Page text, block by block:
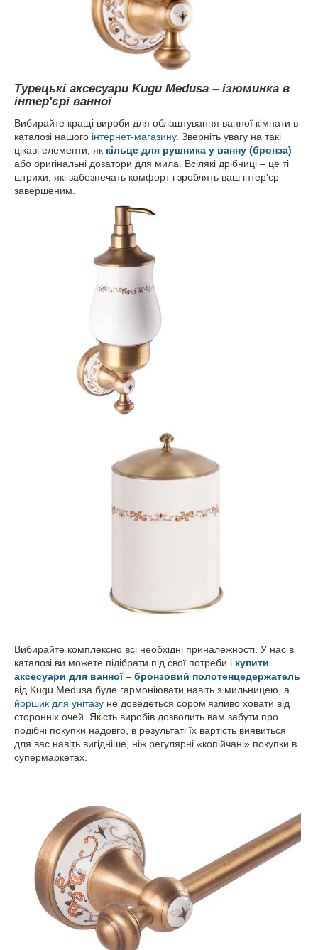
Турецькі аксесуари Kugu Medusa – ізюминка в
інтер'єрі ванної
Вибирайте кращі вироби для облаштування ванної кімнати в
каталозі нашого інтернет-магазину. Зверніть увагу на такі
цікаві елементи, як кільце для рушника у ванну (бронза)
або оригінальні дозатори для мила. Всілякі дрібниці – це ті
штрихи, які забезпечать комфорт і зроблять ваш інтер'єр
завершеним.
Вибирайте комплексно всі необхідні приналежності. У нас в
каталозі ви можете підібрати під свої потреби і купити
аксесуари для ванної– бронзовий полотенцедержатель
від Kugu Medusa буде гармоніювати навіть з мильницею, а
йоршик для унітазу не доведеться сором'язливо ховати від
сторонніх очей. Якість виробів дозволить вам забути про
подібні покупки надовго, в результаті їх вартість виявиться
для вас навіть вигідніше, ніж регулярні «копійчані» покупки в
супермаркетах.